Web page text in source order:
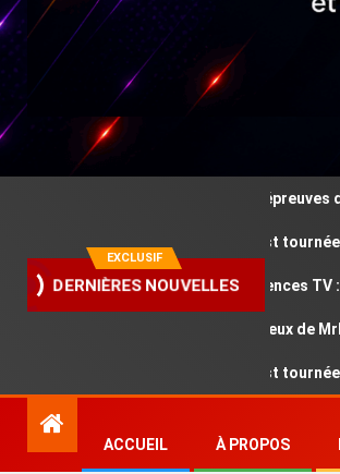
EXCLUSIF
DERNIÈRES NOUVELLES
Ces épreuves de
Où est tournée
Audiences TV :
Ces jeux de
Où est tournée
ACCUEIL À PROPOS